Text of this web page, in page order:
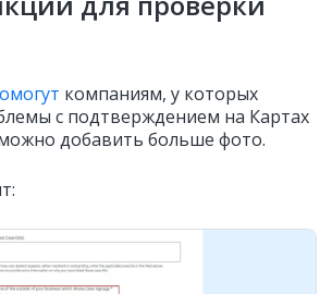
компаниям, у которых
с подтверждением на Картах
добавить больше фото.